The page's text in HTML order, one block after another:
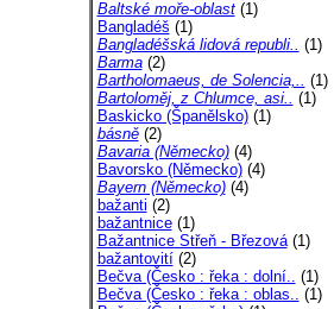
Baltské moře-oblast(1)
Bangladéš (1)
Bangladéšská lidová republi.. (1)
Barma(2)
Bartholomaeus, de Solencia,.. (1)
Bartoloměj, z Chlumce, asi.. (1)
Baskicko (Španělsko)(1)
básně(2)
Bavaria (Německo)(4)
Bavorsko (Německo)(4)
Bayern (Německo)(4)
bažanti (2)
bažantnice(1)
Bažantnice Střeň - Březová(1)
bažantovití(2)
Bečva (Česko : řeka : dolní.. (1)
Bečva (Česko : řeka : oblas.. (1)